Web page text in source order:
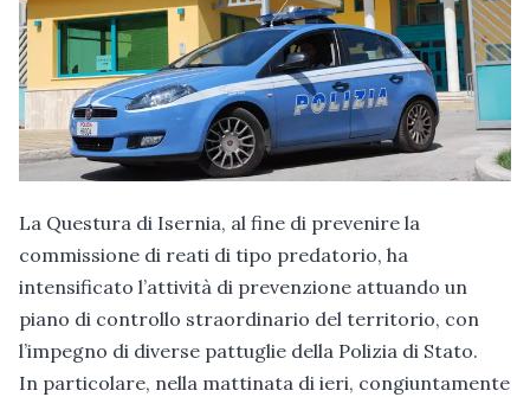
La Questura di Isernia, al fine di prevenire la
commissione di reati di tipo predatorio, ha
intensificato l’attività di prevenzione attuando un
piano di controllo straordinario del territorio, con
l’impegno di diverse pattuglie della Polizia di Stato.
In particolare, nella mattinata di ieri, congiuntamente